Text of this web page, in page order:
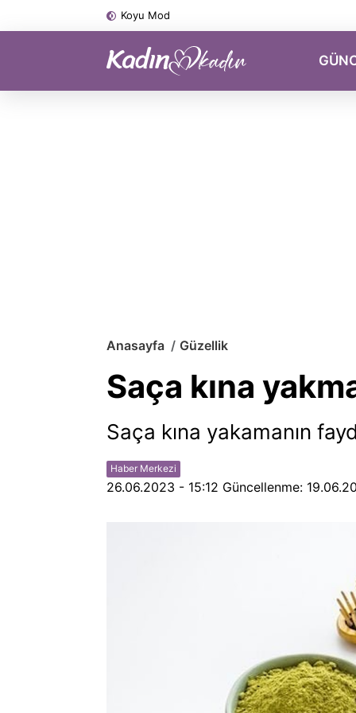
Koyu Mod
Anasayfa Güzellik
Saça kına
Saça kına yakamanın
Haber Merkezi
26.06.2023 - 15:12 Güncellenme: